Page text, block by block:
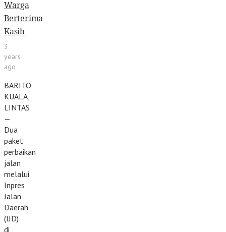
Warga
Berterima
Kasih
3
years
ago
BARITO
KUALA,
LINTAS
—
Dua
paket
perbaikan
jalan
melalui
Inpres
Jalan
Daerah
(IJD)
di